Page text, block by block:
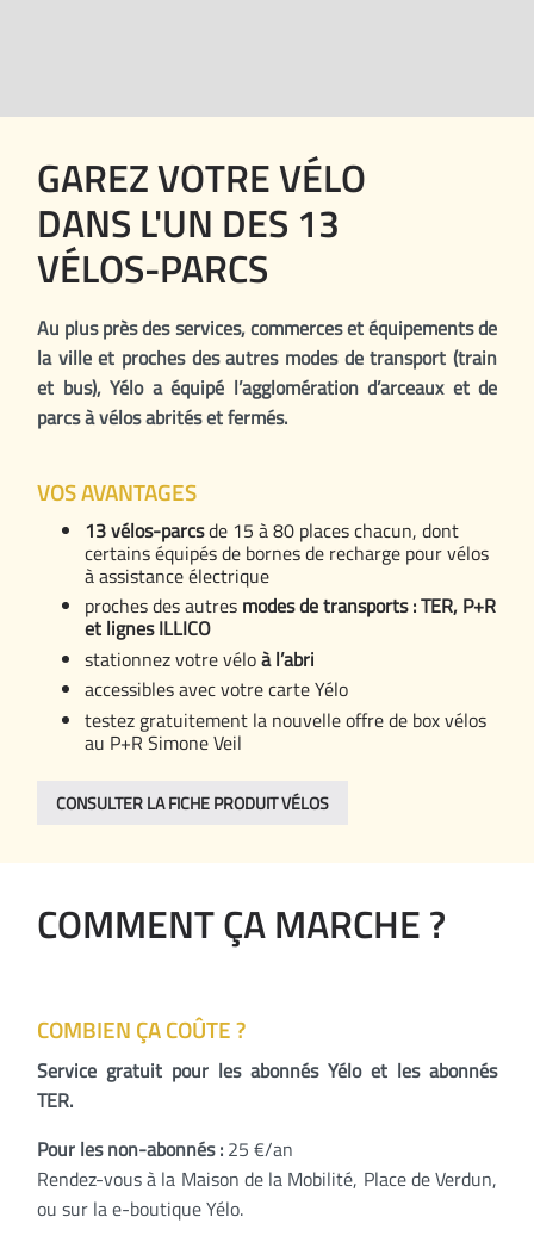
GAREZ VOTRE VÉLO
DANS L'UN DES 13
VÉLOS-PARCS
Au plus près des services, commerces et équipements de
la ville et proches des autres modes de transport (train
et bus), Yélo a équipé l’agglomération d’arceaux et de
parcs à vélos abrités et fermés.
VOS AVANTAGES
13 vélos-parcsde 15 à 80 places chacun, dont
certains équipés de bornes de recharge pour vélos
à assistance électrique
proches des autres modes de transports : TER, P+R
et lignes ILLICO
stationnez votre véloà l’abri
accessibles avec votre carte Yélo
testez gratuitement la nouvelle offre de box vélos
au P+R Simone Veil
CONSULTER LA FICHE PRODUIT VÉLOS
COMMENT ÇA MARCHE ?
COMBIEN ÇA COÛTE ?
Service gratuit pour les abonnés Yélo et les abonnés
TER.
Pour les non-abonnés : 25 €/an
Rendez-vous à la Maison de la Mobilité, Place de Verdun,
ou sur la e-boutique Yélo.